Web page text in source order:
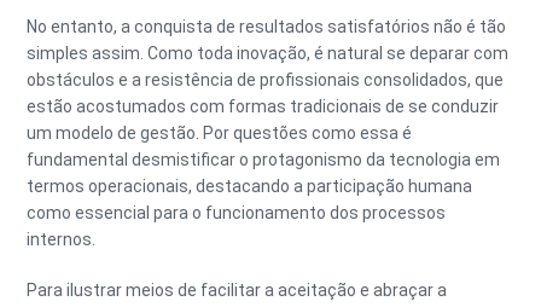
No entanto, a conquista de resultados satisfatórios não é tão
simples assim. Como toda inovação, é natural se deparar com
obstáculos e a resistência de profissionais consolidados, que
estão acostumados com formas tradicionais de se conduzir
um modelo de gestão. Por questões como essa é
fundamental desmistificar o protagonismo da tecnologia em
termos operacionais, destacando a participação humana
como essencial para o funcionamento dos processos
internos.
Para ilustrar meios de facilitar a aceitação e abraçar a